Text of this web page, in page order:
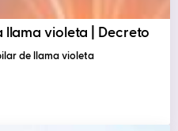
llama violeta | Decreto
de llama violeta